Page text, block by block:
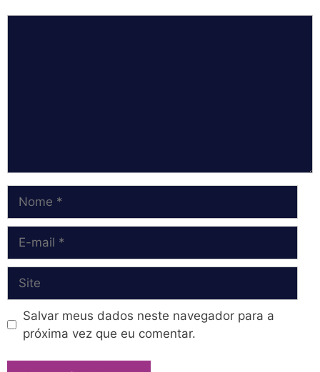
mail
Salvar meus dados neste navegador para a
próxima vez que eu comentar.